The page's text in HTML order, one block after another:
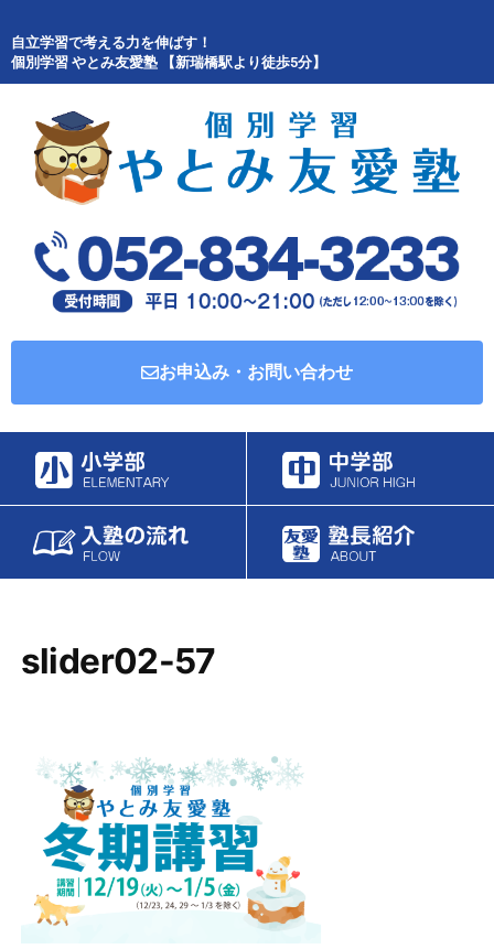
自立学習で考える力を伸ばす！
個別学習 やとみ友愛塾 【新瑞橋駅より徒歩5分】
お申込み・お問い合わせ
slider02-57